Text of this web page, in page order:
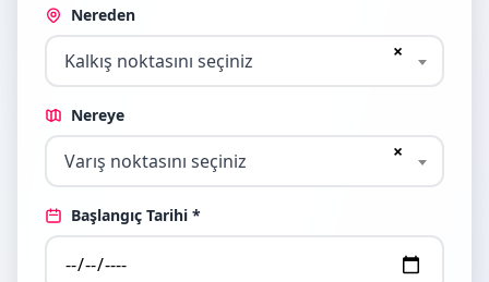
Nereden
×
Kalkış noktasını seçiniz
Nereye
×
Varış noktasını seçiniz
Başlangıç Tarihi *